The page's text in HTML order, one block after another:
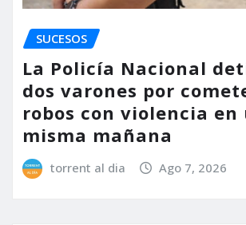
SUCESOS
La Policía Nacional
dos varones por
robos con violencia en
misma mañana
torrent al dia Ago 7, 2026